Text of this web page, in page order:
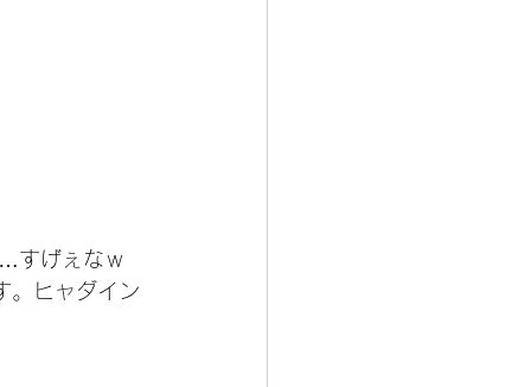
すげぇなｗ
。ヒャダイン